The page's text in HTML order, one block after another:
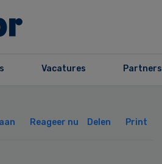
Vacatures Partners
Reageer nu Delen Print